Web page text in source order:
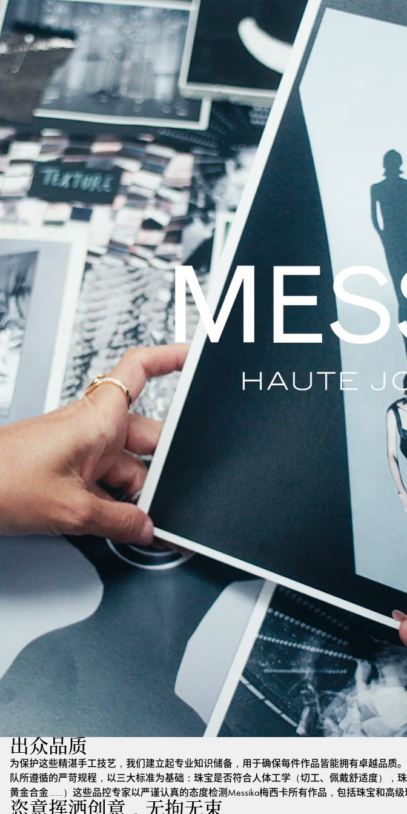
出众品质
为保护这些精湛手工技艺，我们建立起专业知识储备，用于确保每件作品皆能拥有卓越品
队所遵循的严苛规程，以三大标准为基础：珠宝是否符合人体工学（切工、佩戴舒适度）
黄金合金……）这些品控专家以严谨认真的态度检测Messika梅西卡所有作品，包括珠宝和高级